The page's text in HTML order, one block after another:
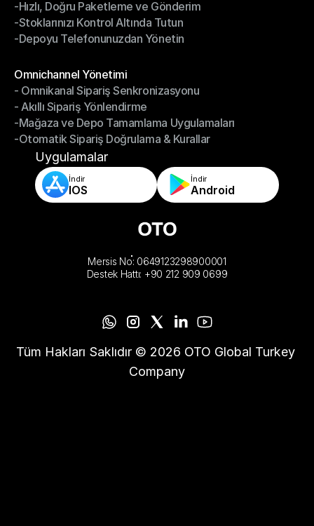
-Daha Akıllı Seçim, Daha Az Çaba
-Hızlı, Doğru Paketleme ve Gönderim
-Hızlı, Doğru Paketleme ve Gönderim
-Stoklarınızı Kontrol Altında Tutun
-Stoklarınızı Kontrol Altında Tutun
-Depoyu Telefonunuzdan Yönetin
Omnichannel Yönetimi
Omnichannel Yönetimi
- Omnikanal Sipariş Senkronizasyonu
- Omnikanal Sipariş Senkronizasyonu
- Akıllı Sipariş Yönlendirme
- Akıllı Sipariş Yönlendirme
-Mağaza ve Depo Tamamlama Uygulamaları
-Mağaza ve Depo Tamamlama Uygulamaları
-Otomatik Sipariş Doğrulama & Kurallar
-Otomatik Sipariş Doğrulama & Kurallar
Uygulamalar
İndir
IOS
İndir
Android
Mersis No: 0649123298900001
Destek Hattı: +90 212 909 0699
Tüm Hakları Saklıdır © 2026 OTO Global Turkey
Company